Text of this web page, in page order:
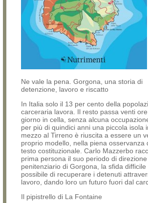
Ne vale la pena. Gorgona, una storia di
detenzione, lavoro e riscatto
In Italia solo il 13 per cento della
carceraria lavora. Il resto passa venti
giorno in cella, senza alcuna
per più di quindici anni una piccola isola
mezzo al Tirreno è riuscita a essere un
proprio modello, nella piena osservanza
testo costituzionale. Carlo Mazzerbo
prima persona il suo periodo di
penitenziario di Gorgona, la sfida difficile
possibile di recuperare i detenuti
lavoro, dando loro un futuro fuori dal
Il pipistrello di La Fontaine